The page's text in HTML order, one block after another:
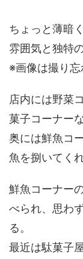
ちょっと薄暗
雰囲気と独特
※画像は撮り
店内には野菜
菓子コーナー
奥には鮮魚コ
魚を捌いてくれ
鮮魚コーナー
べられ、思わ
る。
最近は駄菓子